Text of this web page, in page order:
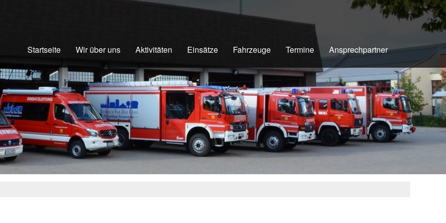
Startseite Wir über uns Aktivitäten Einsätze Fahrzeuge Termine Ansprechpartner